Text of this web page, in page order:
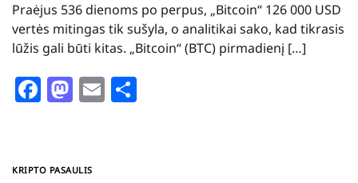
Praėjus 536 dienoms po perpus, „Bitcoin“ 126 000 USD
vertės mitingas tik sušyla, o analitikai sako, kad tikrasis
lūžis gali būti kitas. „Bitcoin“ (BTC) pirmadienį […]
Facebook
Mastodon
Email
KRIPTO PASAULIS